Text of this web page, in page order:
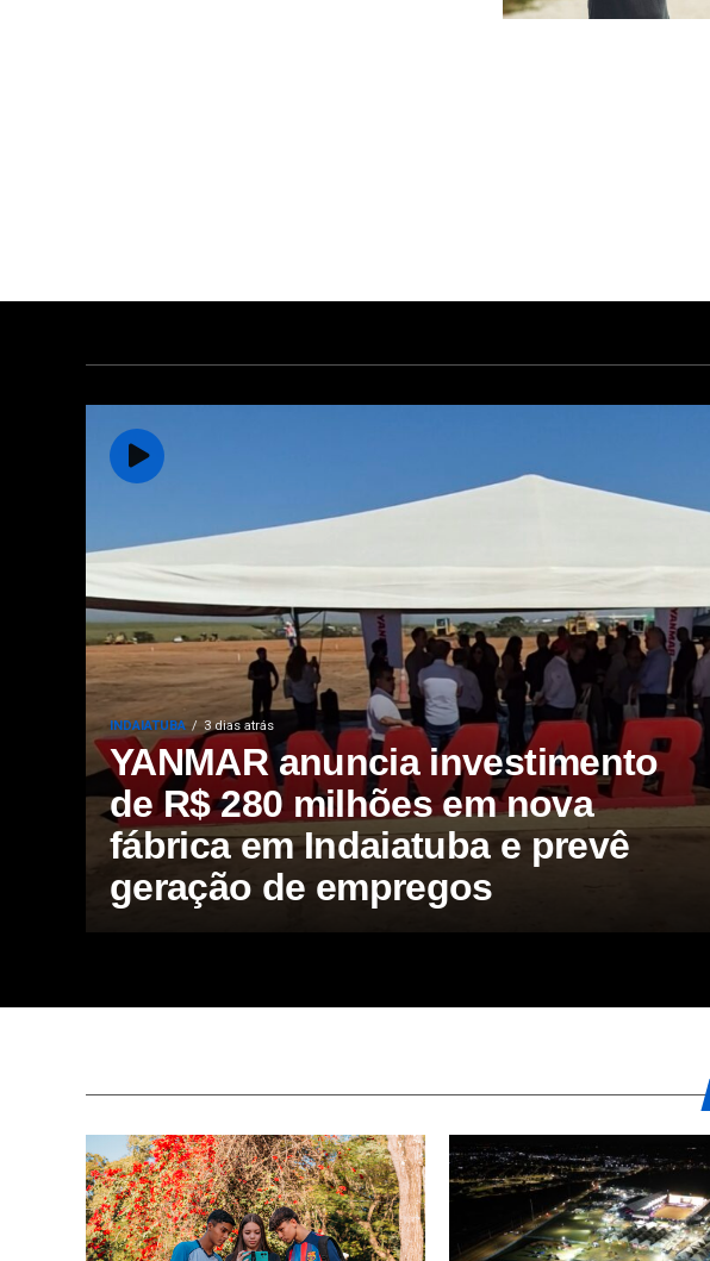
INDAIATUBA 3 dias atrás
YANMAR anuncia investimento
de R$ 280 milhões em nova
fábrica em Indaiatuba e prevê
geração de empregos